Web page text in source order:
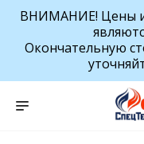
ВНИМАНИЕ! Цены и
Окончательную